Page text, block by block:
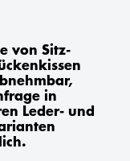
von Sitz-
in
Leder- und